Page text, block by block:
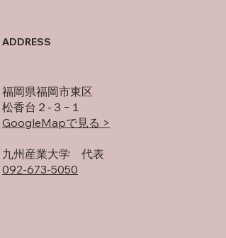
ADDRESS
福岡県福岡市東区
松香台２-３−１
GoogleMapで見る >
​九州産業大学 代表
092-673-5050